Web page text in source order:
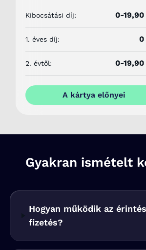
Kibocsátási díj: 0-19,90
1. éves díj: 0
2. évtől: 0-19,90
A kártya előnyei
Gyakran ismételt
Hogyan működik az
fizetés?